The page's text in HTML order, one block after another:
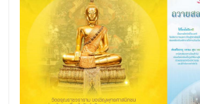
การเขตบางกอกใหญ่ จัดโครงการเยี่ยมพระภิ
บางกอกใหญ่ และเยี่ยม/มอบถุงยัง